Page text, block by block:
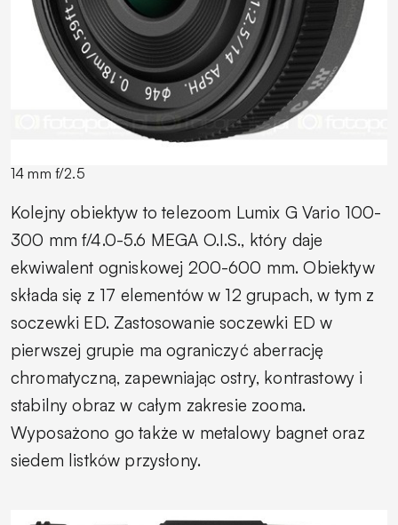
14 mm f/2.5
Kolejny obiektyw to telezoom Lumix G Vario 100-
300 mm f/4.0-5.6 MEGA O.I.S., który daje
ekwiwalent ogniskowej 200-600 mm. Obiektyw
składa się z 17 elementów w 12 grupach, w tym z
soczewki ED. Zastosowanie soczewki ED w
pierwszej grupie ma ograniczyć aberrację
chromatyczną, zapewniając ostry, kontrastowy i
stabilny obraz w całym zakresie zooma.
Wyposażono go także w metalowy bagnet oraz
siedem listków przysłony.